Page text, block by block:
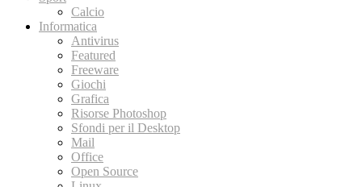
Calcio
Informatica
Antivirus
Featured
Freeware
Giochi
Grafica
Risorse Photoshop
Sfondi per il Desktop
Mail
Office
Open Source